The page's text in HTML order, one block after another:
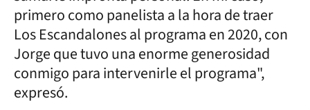
primero como panelista a la hora de traer
Los Escandalones al programa en 2020, con
Jorge que tuvo una enorme generosidad
conmigo para intervenirle el programa",
expresó.